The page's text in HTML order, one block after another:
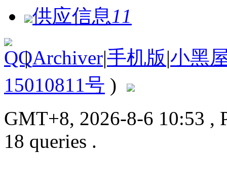
供应信息 11
| Archiver|手机版|小黑
15010811号 )
GMT+8, 2026-8-6 10:53 ,
18 queries .